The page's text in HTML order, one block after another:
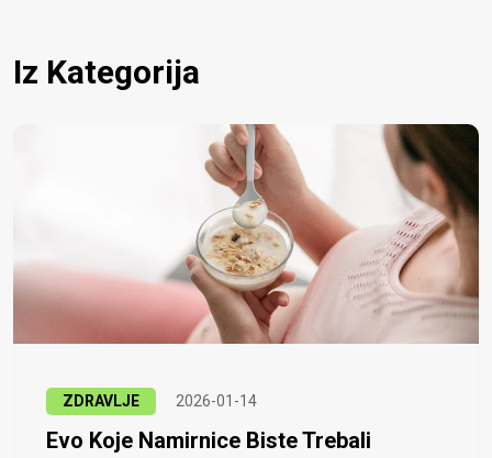
Iz Kategorija
ZDRAVLJE 2026-01-14
Evo Koje Namirnice Biste Trebali